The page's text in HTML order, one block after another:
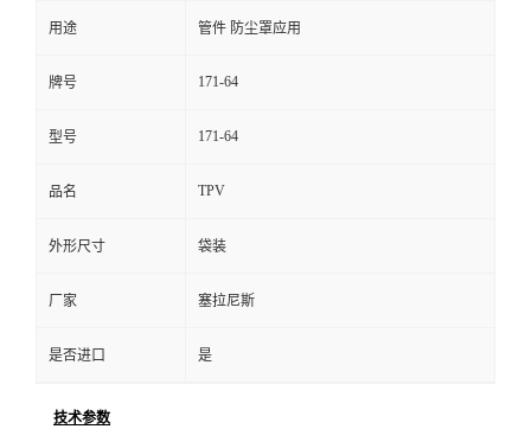
用途 管件 防尘罩应用
牌号 171-64
型号 171-64
品名 TPV
外形尺寸 袋装
厂家 塞拉尼斯
是否进口 是
技术参数